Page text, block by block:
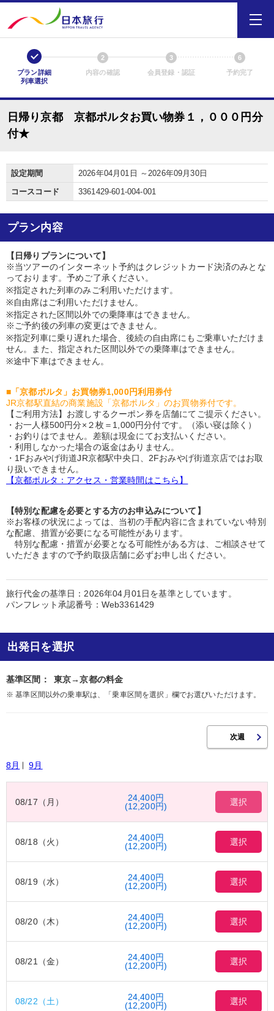
1
プラン詳細
列車選択
2
内容の確認
3
会員登録・認証
6
予約完了
日帰り京都 京都ポルタお買い物券１，０００円分
付★
設定期間
2026年04月01日 ～2026年09月30日
コースコード
3361429-601-004-001
プラン内容
【日帰りプランについて】
※当ツアーのインターネット予約はクレジットカード決済のみとな
っております。予めご了承ください。
※指定された列車のみご利用いただけます。
※自由席はご利用いただけません。
※指定された区間以外での乗降車はできません。
※ご予約後の列車の変更はできません。
※指定列車に乗り遅れた場合、後続の自由席にもご乗車いただけま
せん。また、指定された区間以外での乗降車はできません。
※途中下車はできません。
■「京都ポルタ」お買物券1,000円利用券付
JR京都駅直結の商業施設「京都ポルタ」のお買物券付です。
【ご利用方法】お渡しするクーポン券を店舗にてご提示ください。
・お一人様500円分×２枚＝1,000円分付です。（添い寝は除く）
・お釣りはでません。差額は現金にてお支払いください。
・利用しなかった場合の返金はありません。
・1Fおみやげ街道JR京都駅中央口、2Fおみやげ街道京店ではお取
り扱いできません。
【京都ポルタ：アクセス・営業時間はこちら】
【特別な配慮を必要とする方のお申込みについて】
※お客様の状況によっては、当初の手配内容に含まれていない特別
な配慮、措置が必要になる可能性があります。
特別な配慮・措置が必要となる可能性がある方は、ご相談させて
いただきますので予約取扱店舗に必ずお申し出ください。
旅行代金の基準日：2026年04月01日を基準としています。
パンフレット承認番号：Web3361429
出発日を選択
基準区間： 東京→京都の料金
※ 基準区間以外の乗車駅は、「乗車区間を選択」欄でお選びいただけます。
8月 9月
08/17（月）
24,400円
(12,200円)
選択
08/18（火）
24,400円
(12,200円)
選択
08/19（水）
24,400円
(12,200円)
選択
08/20（木）
24,400円
(12,200円)
選択
08/21（金）
24,400円
(12,200円)
選択
08/22（土）
24,400円
(12,200円)
選択